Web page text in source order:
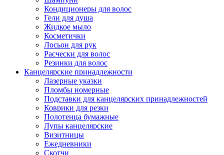
Кондиционеры для волос
Гели для душа
Жидкое мыло
Косметички
Лосьон для рук
Расчески для волос
Резинки для волос
Канцелярские принадлежности
Лазерные указки
Пломбы номерные
Подставки для канцелярских принадлежностей
Коврики для резки
Полотенца бумажные
Лупы канцелярские
Визитницы
Ежедневники
Скотчи